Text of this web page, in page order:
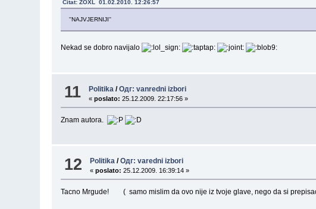
Citat: ZOXL 01.02.2010. 12:26:57
''NAJVJERNIJI''
Nekad se dobro navijalo
11 Politika /Одг: vanredni izbori
«poslato: 25.12.2009. 22:17:56 »
Znam autora.
12 Politika /Одг: varedni izbori
«poslato: 25.12.2009. 16:39:14 »
Tacno Mrgude! ( samo mislim da ovo nije iz tvoje glave, nego da si